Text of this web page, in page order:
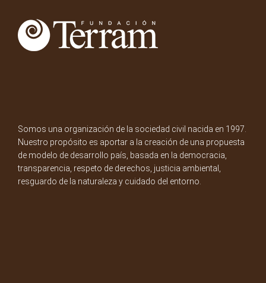
Somos una organización de la sociedad civil nacida en 1997.
Nuestro propósito es aportar a la creación de una propuesta
de modelo de desarrollo país, basada en la democracia,
transparencia, respeto de derechos, justicia ambiental,
resguardo de la naturaleza y cuidado del entorno.